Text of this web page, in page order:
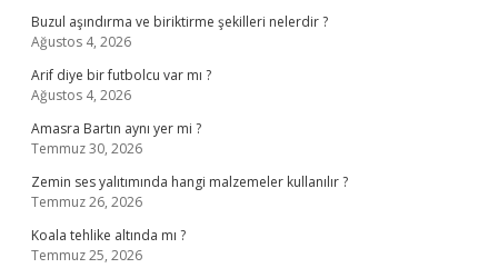
Buzul aşındırma ve biriktirme şekilleri nelerdir ?
Ağustos 4, 2026
Arif diye bir futbolcu var mı ?
Ağustos 4, 2026
Amasra Bartın aynı yer mi ?
Temmuz 30, 2026
Zemin ses yalıtımında hangi malzemeler kullanılır ?
Temmuz 26, 2026
Koala tehlike altında mı ?
Temmuz 25, 2026